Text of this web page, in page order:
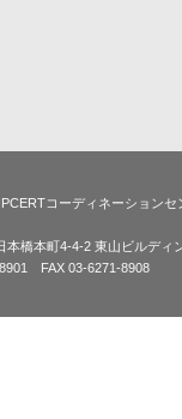
コーディネーションセ
本橋本町4-4-2 東山ビルディ
FAX 03-6271-8908